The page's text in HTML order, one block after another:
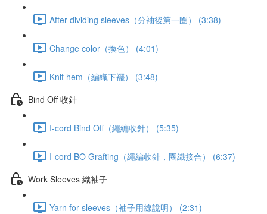
After dividing sleeves（分袖後第一圈） (3:38)
Change color（換色） (4:01)
Knit hem（編織下襬） (3:48)
Bind Off 收針
I-cord Bind Off（繩編收針） (5:35)
I-cord BO Grafting（繩編收針，圈織接合） (6:37)
Work Sleeves 織袖子
Yarn for sleeves（袖子用線說明） (2:31)